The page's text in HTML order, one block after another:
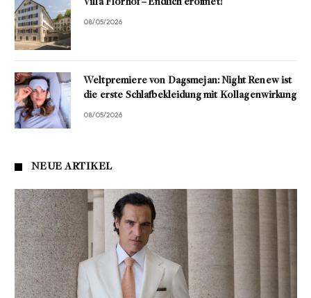
Villa Florhof – Endlich eröffnet!
08/05/2026
Weltpremiere von Dagsmejan: Night Renew ist
die erste Schlafbekleidung mit Kollagenwirkung
08/05/2026
NEUE ARTIKEL